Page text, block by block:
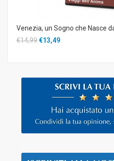
Venezia, un Sogno che Nasce
€14,99€13,49